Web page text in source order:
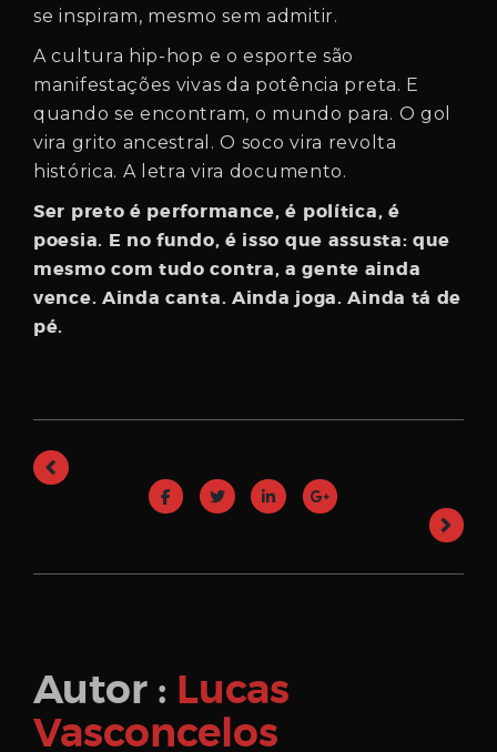
se inspiram, mesmo sem admitir.
A cultura hip-hop e o esporte são
manifestações vivas da potência preta. E
quando se encontram, o mundo para. O gol
vira grito ancestral. O soco vira revolta
histórica. A letra vira documento.
Ser preto é performance, é política, é
poesia. E no fundo, é isso que assusta: que
mesmo com tudo contra, a gente ainda
vence. Ainda canta. Ainda joga. Ainda tá de
pé.
Autor : Lucas
Vasconcelos